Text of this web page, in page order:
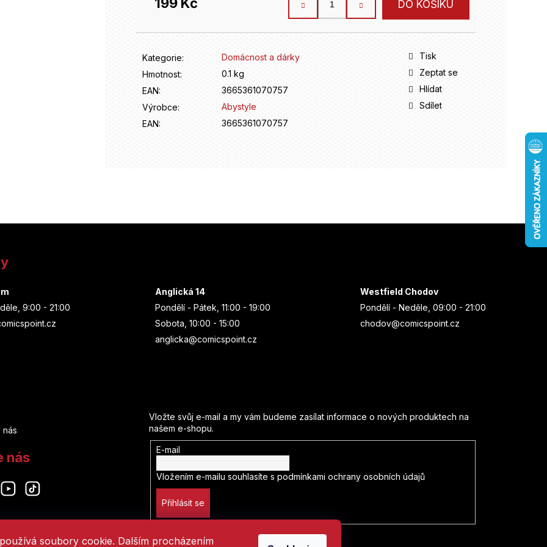
soubory cookie. Dalším procházením
Měrná
DO KOŠÍKU
Kategorie:
Domácnost a dárky
Hmotnost:
0.1 kg
EAN:
3665361070757
Výrobce:
Abystyle
EAN: 3665361070757
Tisk
Zeptat se
Hlídat
Sdílet
9:00 - 21:00
Anglická 14
Pondělí - Pátek, 11:00 - 19:00
Sobota, 10:00 - 15:00
anglicka@comicspoint.cz
Westfield Chodov
Pondělí - Neděle, 09:00 - 21:00
chodov@comicspoint.cz
nás
nás
Vložte svůj e-mail a my vám budeme zasílat informace o nových produktech na
našem e-shopu.
E-mail
Vložením e-mailu souhlasíte s podmínkami ochrany osobních údajů
Přihlásit se